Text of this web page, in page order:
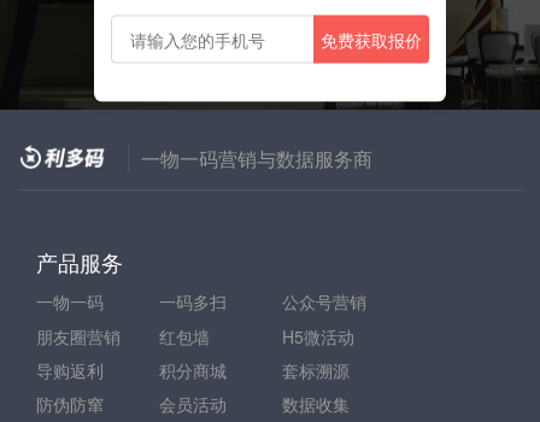
免费获取报价
咨询客服
一物一码营销与数据服务商
产品服务
一物一码 一码多扫
公众号营销
朋友圈营销
红包墙
H5微活动
导购返利
积分商城
套标溯源
防伪防窜
会员活动 数据收集